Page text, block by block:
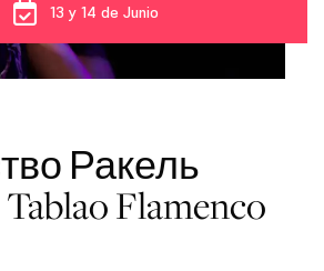
13 y 14 de Junio
Ракель
Flamenco